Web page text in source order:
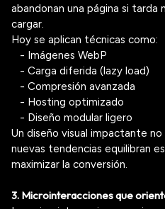
abandonan una página si tarda
cargar.
Hoy se aplican técnicas como:
- Imágenes WebP
- Carga diferida (lazy load)
- Compresión avanzada
- Hosting optimizado
- Diseño modular ligero
Un diseño visual impactante
nuevas tendencias equilibran
maximizar la conversión.
3. Microinteraccionesque